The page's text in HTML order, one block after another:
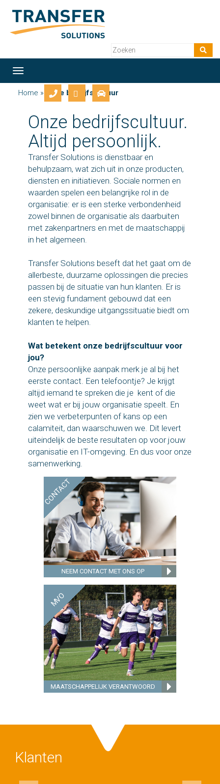
Toggle
navigation
Home » Onze bedrijfscultuur
Onze bedrijfscultuur.
Altijd persoonlijk.
Transfer Solutions is dienstbaar en
behulpzaam, wat zich uit in onze producten,
diensten en initiatieven. Sociale normen en
waarden spelen een belangrijke rol in de
organisatie: er is een sterke verbondenheid
zowel binnen de organisatie als daarbuiten
met zakenpartners en met de maatschappij
in het algemeen.
Transfer Solutions beseft dat het gaat om de
allerbeste, duurzame oplossingen die precies
passen bij de situatie van hun klanten. Er is
een stevig fundament gebouwd dat een
zekere, deskundige uitgangssituatie biedt om
klanten te helpen.
Wat betekent onze bedrijfscultuur voor
jou?
Onze persoonlijke aanpak merk je al bij het
eerste contact. Een telefoontje? Je krijgt
altijd iemand te spreken die je kent of die
weet wat er bij jouw organisatie speelt. En
zien we verbeterpunten of kans op een
calamiteit, dan waarschuwen we. Dit levert
uiteindelijk de beste resultaten op voor jouw
organisatie en IT-omgeving. En dus voor onze
samenwerking.
CONTACT
NEEM CONTACT MET ONS OP
MVO
MAATSCHAPPELIJK VERANTWOORD
Klanten